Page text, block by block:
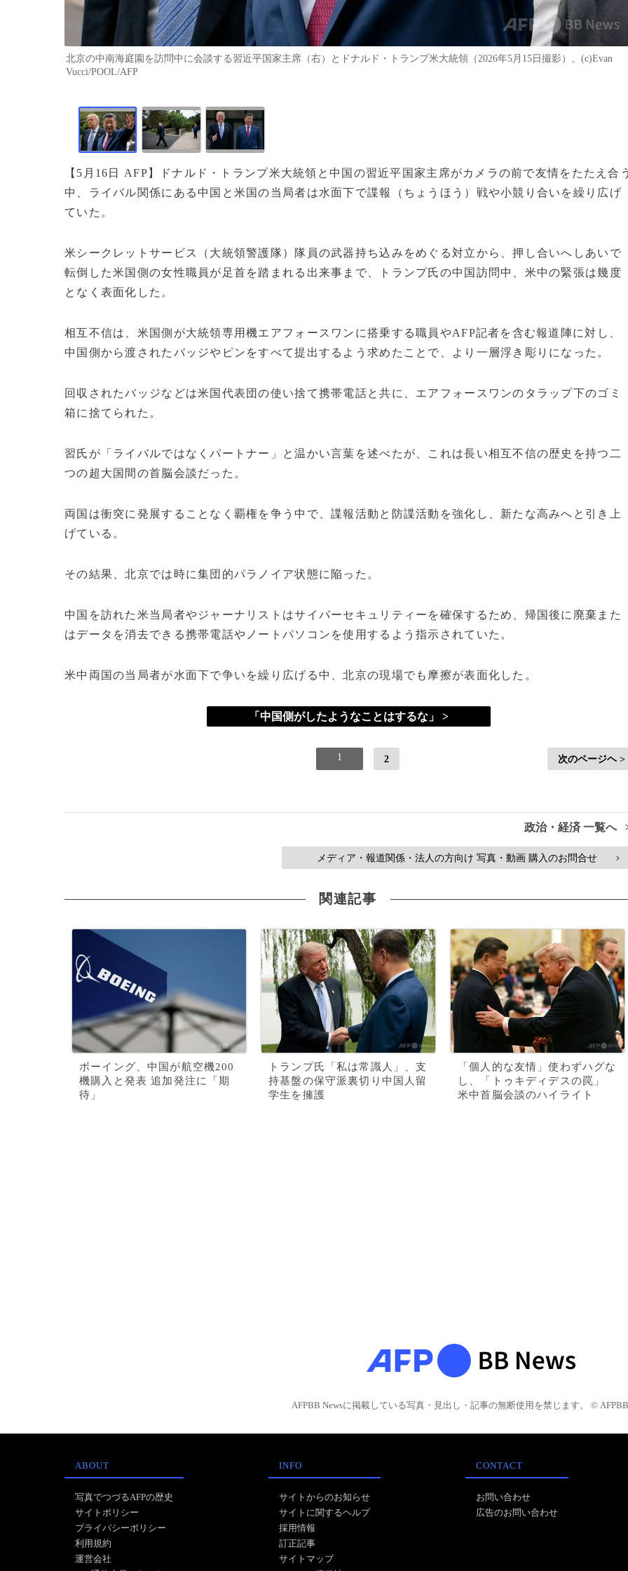
北京の中南海庭園を訪問中に会談する習近平国家主席（右）とドナルド・トランプ米大統領（2026年5月15日撮影）。(c)Evan
Vucci/POOL/AFP
【5月16日 AFP】ドナルド・トランプ米大統領と中国の習近平国家主席がカメラの前で友情をたたえ合
中、ライバル関係にある中国と米国の当局者は水面下で諜報（ちょうほう）戦や小競り合いを繰り広げ
ていた。
米シークレットサービス（大統領警護隊）隊員の武器持ち込みをめぐる対立から、押し合いへしあいで
転倒した米国側の女性職員が足首を踏まれる出来事まで、トランプ氏の中国訪問中、米中の緊張は幾度
となく表面化した。
相互不信は、米国側が大統領専用機エアフォースワンに搭乗する職員やAFP記者を含む報道陣に対し、
中国側から渡されたバッジやピンをすべて提出するよう求めたことで、より一層浮き彫りになった。
回収されたバッジなどは米国代表団の使い捨て携帯電話と共に、エアフォースワンのタラップ下のゴミ
箱に捨てられた。
習氏が「ライバルではなくパートナー」と温かい言葉を述べたが、これは長い相互不信の歴史を持つ二
つの超大国間の首脳会談だった。
両国は衝突に発展することなく覇権を争う中で、諜報活動と防諜活動を強化し、新たな高みへと引き上
げている。
その結果、北京では時に集団的パラノイア状態に陥った。
中国を訪れた米当局者やジャーナリストはサイバーセキュリティーを確保するため、帰国後に廃棄また
はデータを消去できる携帯電話やノートパソコンを使用するよう指示されていた。
米中両国の当局者が水面下で争いを繰り広げる中、北京の現場でも摩擦が表面化した。
「中国側がしたようなことはするな」 >
1 2 次のページヘ >
政治・経済 一覧へ
メディア・報道関係・法人の方向け 写真・動画 購入のお問合せ >
関連記事
ボーイング、中国が航空機200
機購入と発表 追加発注に「期
待」
トランプ氏「私は常識人」、支
持基盤の保守派裏切り中国人留
学生を擁護
「個人的な友情」使わずハグな
し、「トゥキディデスの罠」
米中首脳会談のハイライト
AFPBB Newsに掲載している写真・見出し・記事の無断使用を禁じます。 © AFPBB
ABOUT
写真でつづるAFPの歴史
サイトポリシー
プライバシーポリシー
利用規約
運営会社
INFO
サイトからのお知らせ
サイトに関するヘルプ
採用情報
訂正記事
サイトマップ
CONTACT
お問い合わせ
広告のお問い合わせ